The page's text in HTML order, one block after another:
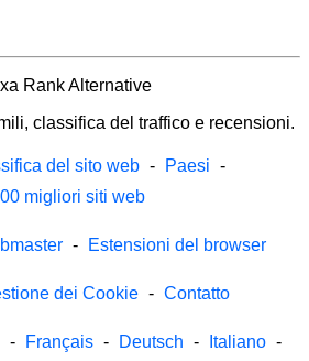
Rank Alternative
classifica del traffico e recensioni.
del sito web - Paesi -
migliori siti web
- Estensioni del browser
dei Cookie - Contatto
- Français - Deutsch - Italiano -